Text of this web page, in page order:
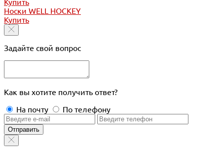
Купить
Носки WELL HOCKEY
Купить
Задайте свой вопрос
Как вы хотите получить ответ?
На почту
По телефону
Отправить